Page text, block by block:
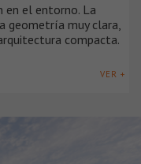
en el entorno. La
geometría muy clara,
compacta.
VER +